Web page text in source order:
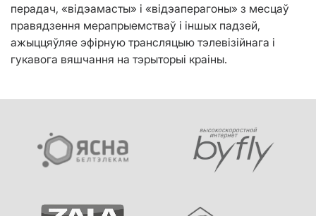
перадач, «відэамасты» і «відэаперагоны» з месцаў
правядзення мерапрыемстваў і іншых падзей,
ажыццяўляе эфірную трансляцыю тэлевізійнага і
гукавога вяшчання на тэрыторыі краіны.